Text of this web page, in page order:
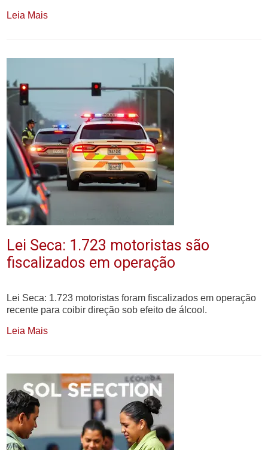
Leia Mais
Lei Seca: 1.723 motoristas são
fiscalizados em operação
Lei Seca: 1.723 motoristas foram fiscalizados em operação
recente para coibir direção sob efeito de álcool.
Leia Mais